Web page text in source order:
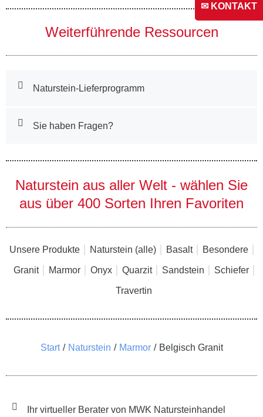
Weiterführende Ressourcen
Naturstein-Lieferprogramm
Sie haben Fragen?
Naturstein aus aller Welt - wählen Sie
aus über 400 Sorten Ihren Favoriten
Unsere Produkte Naturstein (alle) Basalt Besondere
Granit Marmor Onyx Quarzit Sandstein Schiefer
Travertin
Sie befinden sich hier:
Start Naturstein Marmor Belgisch Granit
Ihr virtueller Berater von MWK Natursteinhandel
✉ KONTAKT